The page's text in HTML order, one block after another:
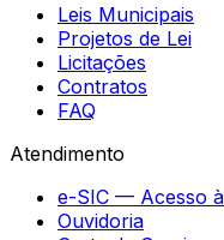
Leis Municipais
Projetos de Lei
Licitações
Contratos
FAQ
Atendimento
e-SIC — Acesso
Ouvidoria